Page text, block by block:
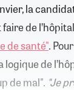
la
de
de santé".
logique de
de mal". "Je